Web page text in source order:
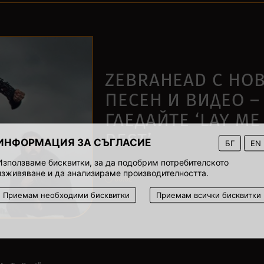
ЗА СЪГЛАСИЕ БГ EN
бисквитки, за да подобрим потребителското
и да анализираме производителността.
Приемам необходими бисквитки Приемам всички бисквитки
ZEBRAHEAD С
ПЕСЕН И ВИДЕО –
ГЛЕДАЙТЕ ‘LAY ME
REST’
3 август 2021
00:02